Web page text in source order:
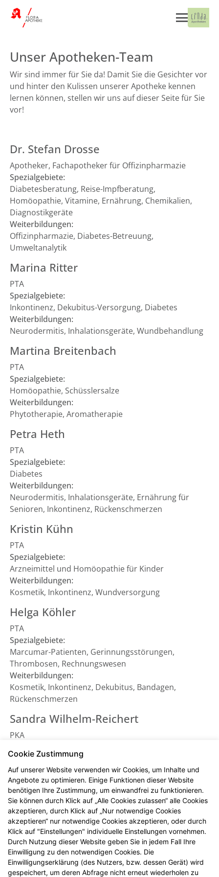
Unser Apotheken-Team
Wir sind immer für Sie da! Damit Sie die Gesichter vor
und hinter den Kulissen unserer Apotheke kennen
lernen können, stellen wir uns auf dieser Seite für Sie
vor!
Dr. Stefan Drosse
Apotheker, Fachapotheker für Offizinpharmazie
Spezialgebiete:
Diabetesberatung, Reise-Impfberatung,
Homöopathie, Vitamine, Ernährung, Chemikalien,
Diagnostikgeräte
Weiterbildungen:
Offizinpharmazie, Diabetes-Betreuung,
Umweltanalytik
Marina Ritter
PTA
Spezialgebiete:
Inkontinenz, Dekubitus-Versorgung, Diabetes
Weiterbildungen:
Neurodermitis, Inhalationsgeräte, Wundbehandlung
Martina Breitenbach
PTA
Spezialgebiete:
Homöopathie, Schüsslersalze
Weiterbildungen:
Phytotherapie, Aromatherapie
Petra Heth
PTA
Spezialgebiete:
Diabetes
Weiterbildungen:
Neurodermitis, Inhalationsgeräte, Ernährung für
Senioren, Inkontinenz, Rückenschmerzen
Kristin Kühn
PTA
Spezialgebiete:
Arzneimittel und Homöopathie für Kinder
Weiterbildungen:
Kosmetik, Inkontinenz, Wundversorgung
Helga Köhler
PTA
Spezialgebiete:
Marcumar-Patienten, Gerinnungsstörungen,
Thrombosen, Rechnungswesen
Weiterbildungen:
Kosmetik, Inkontinenz, Dekubitus, Bandagen,
Rückenschmerzen
Sandra Wilhelm-Reichert
PKA
Warenwirtschaft, Bestellwesen, Kosmetik
Ulrike Klein
PKA
Spezialgebiete:
Warenwirtschaft, Bestellwesen, Botendienste,
Dentalhygiene
Annette Elfen-Reckert
PKA
Cookie Zustimmung
Auf unserer Website verwenden wir Cookies, um Inhalte und
Angebote zu optimieren. Einige Funktionen dieser Website
benötigen Ihre Zustimmung, um einwandfrei zu funktionieren.
Sie können durch Klick auf „Alle Cookies zulassen“ alle Cookies
akzeptieren, durch Klick auf „Nur notwendige Cookies
akzeptieren“ nur notwendige Cookies akzeptieren, oder durch
Klick auf "Einstellungen" individuelle Einstellungen vornehmen.
Durch Nutzung dieser Website geben Sie in jedem Fall Ihre
Einwilligung zu den notwendigen Cookies. Die
Einwilligungserklärung (des Nutzers, bzw. dessen Gerät) wird
gespeichert, um deren Abfrage nicht erneut wiederholen zu